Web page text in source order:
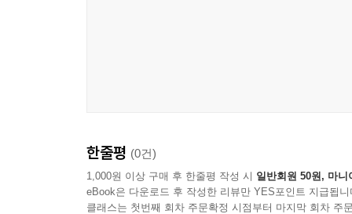
한줄평 (0건)
1,000원 이상 구매 후 한줄평 작성 시 일반회원 50원, 마니
eBook은 다운로드 후 작성한 리뷰만 YES포인트 지급됩니
클래스는 첫번째 회차 주문확정 시점부터 마지막 회차 주